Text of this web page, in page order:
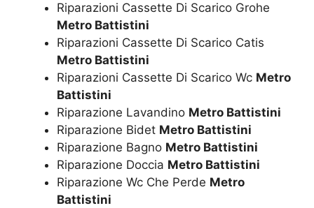
Riparazioni Cassette Di Scarico Grohe
Metro Battistini
Riparazioni Cassette Di Scarico Catis
Metro Battistini
Riparazioni Cassette Di Scarico Wc Metro
Battistini
Riparazione Lavandino Metro Battistini
Riparazione Bidet Metro Battistini
Riparazione Bagno Metro Battistini
Riparazione Doccia Metro Battistini
Riparazione Wc Che Perde Metro
Battistini